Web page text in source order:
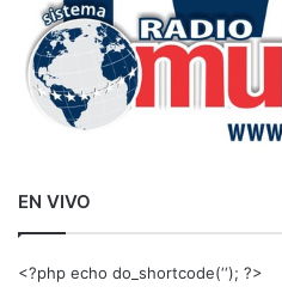
EN VIVO
<?php echo do_shortcode(‘‘); ?>